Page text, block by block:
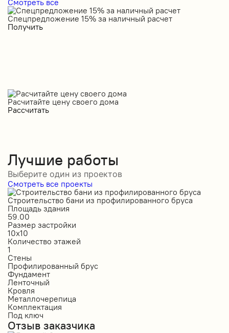
Спецпредложение 15% за наличный расчет
Получить
Расчитайте цену своего дома
Рассчитать
Лучшие работы
Выберите один из проектов
Смотреть все проекты
Строительство бани из профилированного бруса
Площадь здания
59.00
Размер застройки
10х10
Количество этажей
1
Стены
Профилированный брус
Фундамент
Ленточный
Кровля
Металлочерепица
Комплектация
Под ключ
Отзыв заказчика